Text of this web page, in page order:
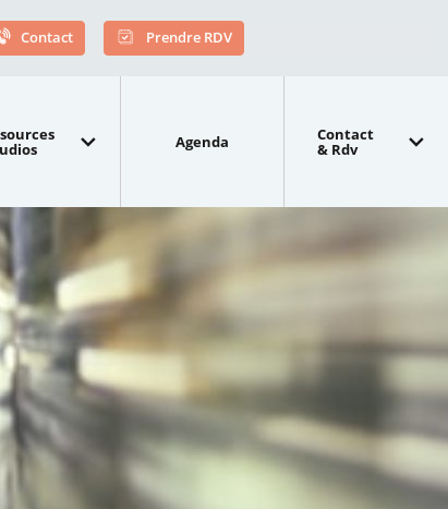
Contact Prendre RDV
Agenda Contact
& Rdv